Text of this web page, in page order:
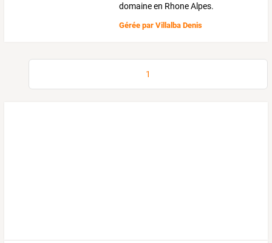
domaine en Rhone Alpes.
Gérée parVillalba Denis
1